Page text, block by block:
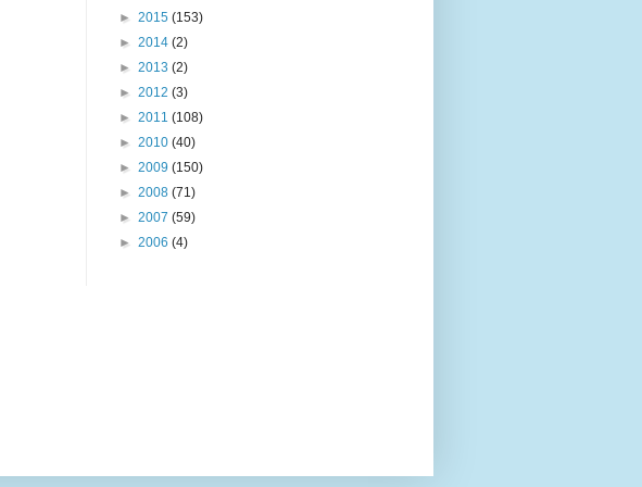
► 2015 (153)
► 2014 (2)
► 2013 (2)
► 2012 (3)
► 2011 (108)
► 2010 (40)
► 2009 (150)
► 2008 (71)
► 2007 (59)
► 2006 (4)